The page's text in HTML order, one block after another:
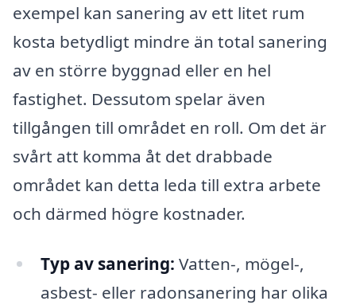
exempel kan sanering av ett litet rum
kosta betydligt mindre än total sanering
av en större byggnad eller en hel
fastighet. Dessutom spelar även
tillgången till området en roll. Om det är
svårt att komma åt det drabbade
området kan detta leda till extra arbete
och därmed högre kostnader.
Typ av sanering: Vatten-, mögel-,
asbest- eller radonsanering har olika